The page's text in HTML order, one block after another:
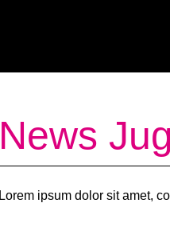
News
Lorem ipsum dolor sit amet,